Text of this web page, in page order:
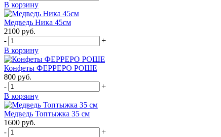
В корзину
Медведь Ника 45см
2100 руб.
-
+
В корзину
Конфеты ФЕРРЕРО РОШЕ
800 руб.
-
+
В корзину
Медведь Топтыжка 35 см
1600 руб.
-
+